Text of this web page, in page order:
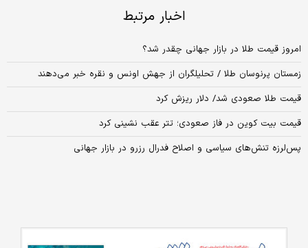
اخبار مرتبط
امروز قیمت طلا در بازار جهانی چقدر شد؟
زمستان پرنوسان طلا / تحلیلگران از جهش اونس و نقره خبر می‌دهند
قیمت طلا صعودی شد/ دلار ریزش کرد
قیمت بیت کوین در فاز صعودی؛ تتر عقب نشینی کرد
پس‌لرزه تنش‌های سیاسی و اصلاح فدرال رزرو در بازار جهانی